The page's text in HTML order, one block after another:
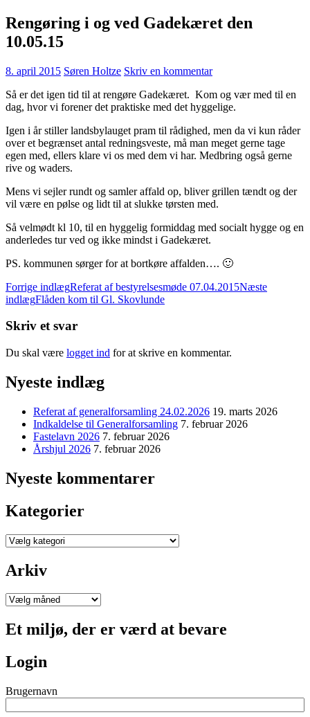
Rengøring i og ved Gadekæret den
10.05.15
8. april 2015 Søren Holtze Skriv en kommentar
Så er det igen tid til at rengøre Gadekæret. Kom og vær med til en
dag, hvor vi forener det praktiske med det hyggelige.
Igen i år stiller landsbylauget pram til rådighed, men da vi kun råder
over et begrænset antal redningsveste, må man meget gerne tage
egen med, ellers klare vi os med dem vi har. Medbring også gerne
rive og waders.
Mens vi sejler rundt og samler affald op, bliver grillen tændt og der
vil være en pølse og lidt til at slukke tørsten med.
Så velmødt kl 10, til en hyggelig formiddag med socialt hygge og en
anderledes tur ved og ikke mindst i Gadekæret.
PS. kommunen sørger for at bortkøre affalden…. 🙂
Indlægsnavigation
Forrige indlægReferat af bestyrelsesmøde 07.04.2015Næste
indlægFlåden kom til Gl. Skovlunde
Skriv et svar
Du skal være logget ind for at skrive en kommentar.
Nyeste indlæg
Referat af generalforsamling 24.02.2026 19. marts 2026
Indkaldelse til Generalforsamling 7. februar 2026
Fastelavn 2026 7. februar 2026
Årshjul 2026 7. februar 2026
Nyeste kommentarer
Kategorier
Kategorier
Arkiv
Arkiv
Et miljø, der er værd at bevare
Login
Brugernavn